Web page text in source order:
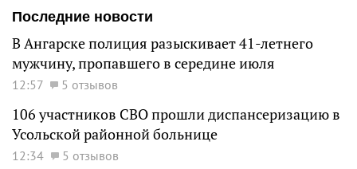
Последние новости
В Ангарске полиция разыскивает 41-летнего
мужчину, пропавшего в середине июля
12:57 5 отзывов
106 участников СВО прошли диспансеризацию в
Усольской районной больнице
12:34 5 отзывов